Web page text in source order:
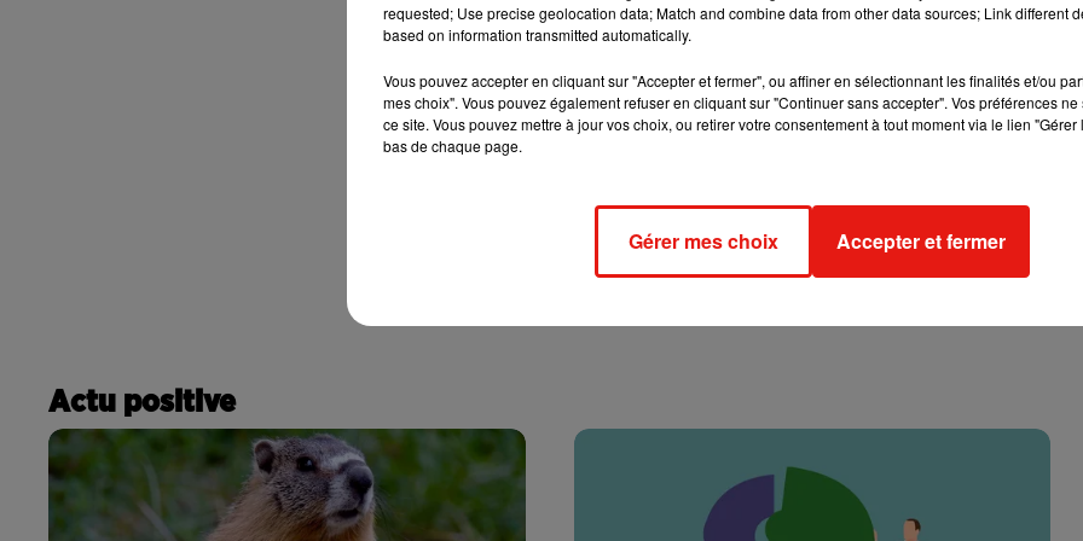
Actu positive
requested; Use precise geolocation data; Match and combine data from other data sources; Link different
based on information transmitted automatically.
Vous pouvez accepter en cliquant sur "Accepter et fermer", ou affiner en sélectionnant les finalités et/ou
mes choix". Vous pouvez également refuser en cliquant sur "Continuer sans accepter". Vos préférences
ce site. Vous pouvez mettre à jour vos choix, ou retirer votre consentement à tout moment via le lien
bas de chaque page.
Gérer mes choix Accepter et fermer